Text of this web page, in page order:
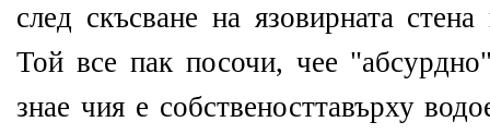
след скъсване на язовирната
Той все пак посочи, чее
знае чия е собственосттавърху